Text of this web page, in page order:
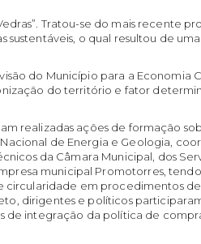
Tratou-se do mais recente
sustentáveis, o qual resultou de
do Município para a Economia
do território e fator
realizadas ações de formação
de Energia e Geologia,
da Câmara Municipal, dos
municipal Promotorres,
circularidade em procedimentos
dirigentes e políticos
de integração da política de